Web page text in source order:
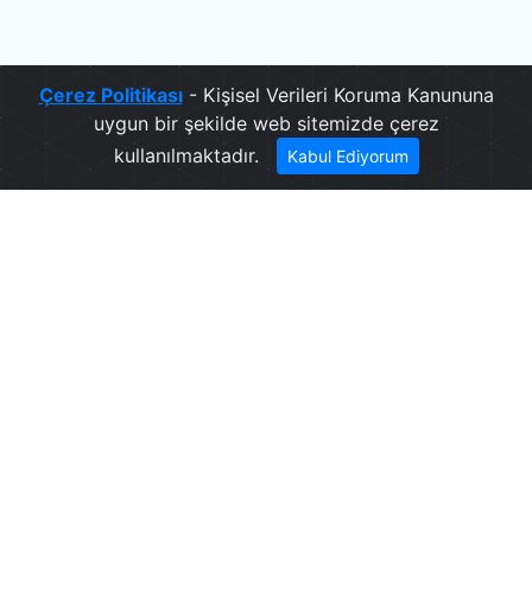
Çerez Politikası- Kişisel Verileri Koruma Kanununa
uygun bir şekilde web sitemizde çerez
kullanılmaktadır.
Kabul Ediyorum